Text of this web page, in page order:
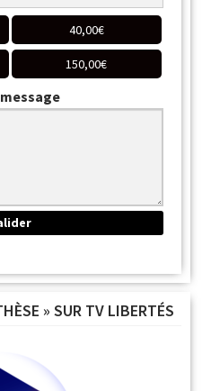
40,00€
150,00€
» SUR TV LIBERTÉS